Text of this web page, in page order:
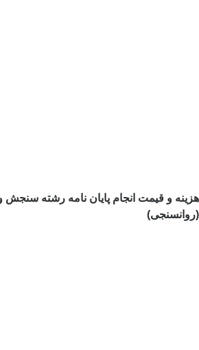
هزینه و قیمت انجام پایان نامه رشته سنجش
(روانسنجی)